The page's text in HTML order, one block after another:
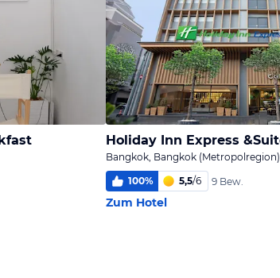
Bangkok, Bangkok (Metropolregion)
100% 5,5/6 9 Bew.
Zum Hotel